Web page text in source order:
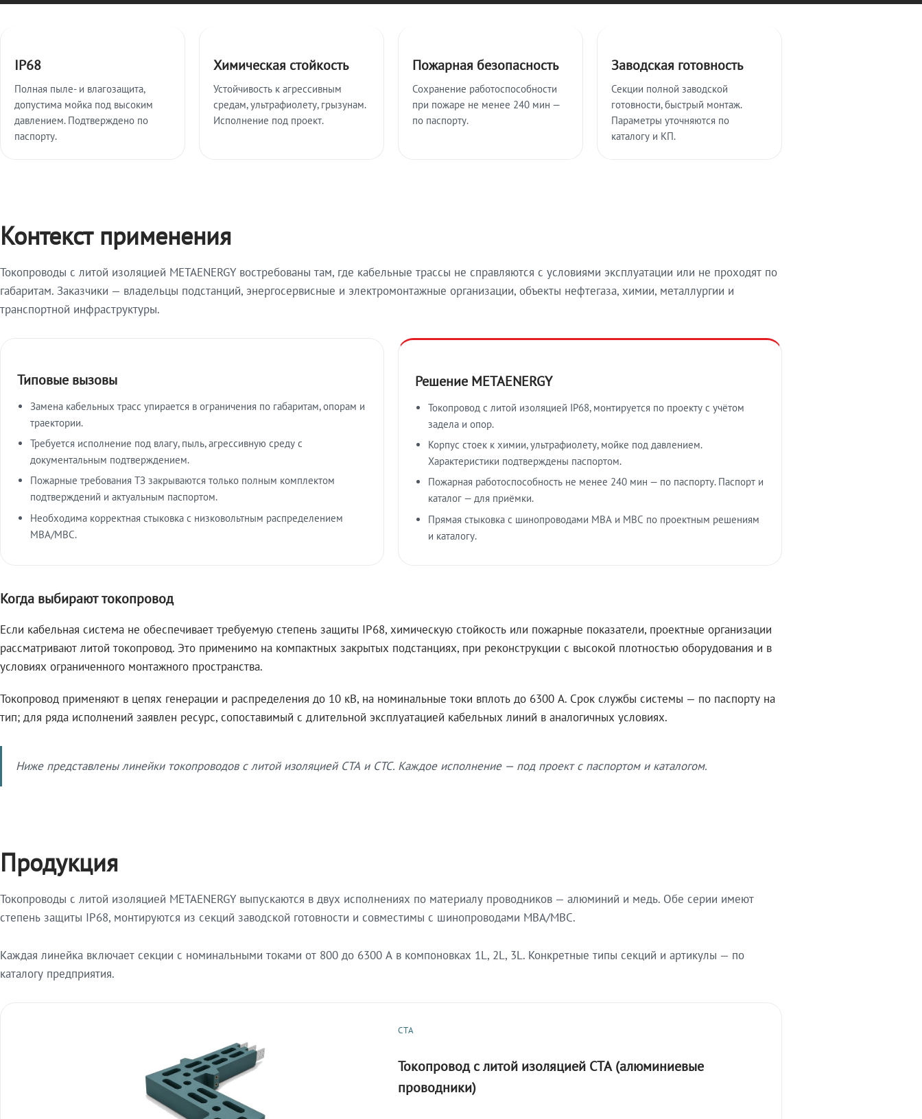
IP68
Полная пыле- и влагозащита,
допустима мойка под высоким
давлением. Подтверждено по
паспорту.
Химическая стойкость
Устойчивость к агрессивным
средам, ультрафиолету, грызунам.
Исполнение под проект.
Пожарная безопасность
Сохранение работоспособности
при пожаре не менее 240 мин —
по паспорту.
Заводская готовность
Секции полной заводской
готовности, быстрый монтаж.
Параметры уточняются по
каталогу и КП.
Контекст применения
Токопроводы с литой изоляцией METAENERGY востребованы там, где кабельные трассы не справляются с условиями эксплуатации или не проходят по
габаритам. Заказчики — владельцы подстанций, энергосервисные и электромонтажные организации, объекты нефтегаза, химии, металлургии и
транспортной инфраструктуры.
Типовые вызовы
Замена кабельных трасс упирается в ограничения по габаритам, опорам и
траектории.
Требуется исполнение под влагу, пыль, агрессивную среду с
документальным подтверждением.
Пожарные требования ТЗ закрываются только полным комплектом
подтверждений и актуальным паспортом.
Необходима корректная стыковка с низковольтным распределением
МВА/МВС.
Решение METAENERGY
Токопровод с литой изоляцией IP68, монтируется по проекту с учётом
задела и опор.
Корпус стоек к химии, ультрафиолету, мойке под давлением.
Характеристики подтверждены паспортом.
Пожарная работоспособность не менее 240 мин — по паспорту. Паспорт и
каталог — для приёмки.
Прямая стыковка с шинопроводами МВА и МВС по проектным решениям
и каталогу.
Когда выбирают токопровод
Если кабельная система не обеспечивает требуемую степень защиты IP68, химическую стойкость или пожарные показатели, проектные организации
рассматривают литой токопровод. Это применимо на компактных закрытых подстанциях, при реконструкции с высокой плотностью оборудования и в
условиях ограниченного монтажного пространства.
Токопровод применяют в цепях генерации и распределения до 10 кВ, на номинальные токи вплоть до 6300 А. Срок службы системы — по паспорту на
тип; для ряда исполнений заявлен ресурс, сопоставимый с длительной эксплуатацией кабельных линий в аналогичных условиях.
Ниже представлены линейки токопроводов с литой изоляцией СТА и СТС. Каждое исполнение — под проект с паспортом и каталогом.
Продукция
Токопроводы с литой изоляцией METAENERGY выпускаются в двух исполнениях по материалу проводников — алюминий и медь. Обе серии имеют
степень защиты IP68, монтируются из секций заводской готовности и совместимы с шинопроводами МВА/МВС.
Каждая линейка включает секции с номинальными токами от 800 до 6300 А в компоновках 1L, 2L, 3L. Конкретные типы секций и артикулы — по
каталогу предприятия.
СТА
Токопровод с литой изоляцией СТА (алюминиевые
проводники)